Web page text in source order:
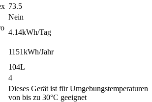
73.5
Nein
4.14kWh/Tag
1151kWh/Jahr
104L
4
Dieses Gerät ist für Umgebungstemperaturen
von bis zu 30°C geeignet